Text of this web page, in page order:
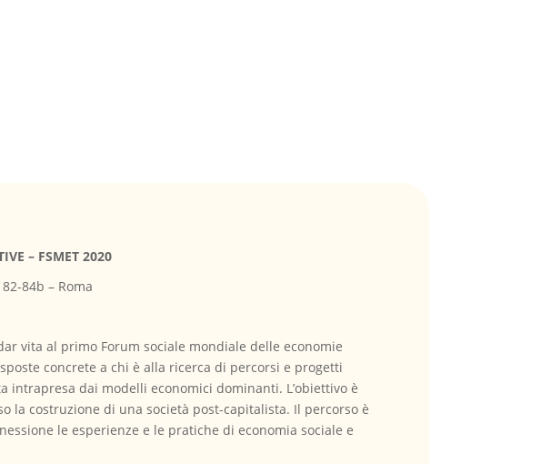
– FSMET 2020
82-84b – Roma
vita al primo Forum sociale mondiale delle economie
concrete a chi è alla ricerca di percorsi e progetti
dai modelli economici dominanti. L’obiettivo è
la costruzione di una società post-capitalista. Il percorso è
le esperienze e le pratiche di economia sociale e